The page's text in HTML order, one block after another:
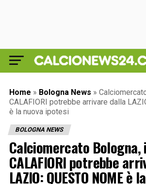
Home » Bologna News »
CALAFIORI potrebbe arrivare dalla
è la nuova ipotesi
BOLOGNA NEWS
Calciomercato Bologna,
CALAFIORI potrebbe
LAZIO: QUESTO NOME è